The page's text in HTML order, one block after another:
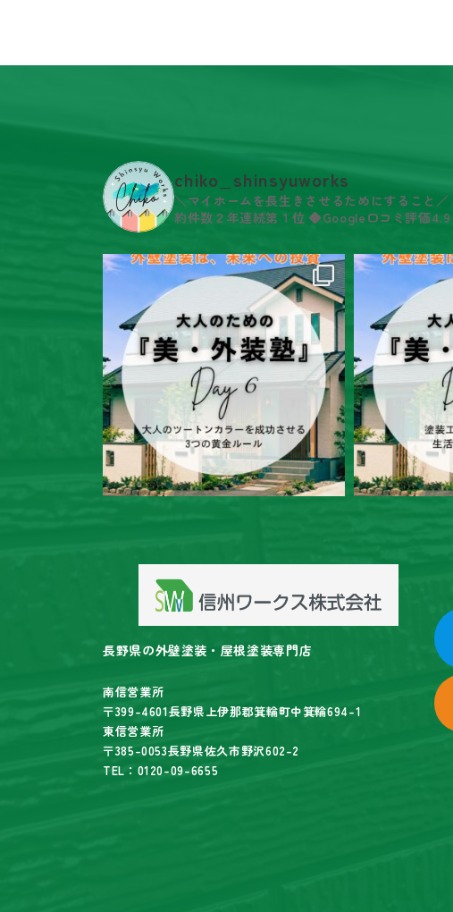
chiko_shinsyuworks
＼マイホームを長生きさせるためにすること／
約件数２年連続第１位 ◆Google口コミ評価4.9
長野県の外壁塗装・屋根塗装専門店
南信営業所
〒399-4601長野県上伊那郡箕輪町中箕輪694-1
東信営業所
〒385-0053長野県佐久市野沢602-2
TEL：0120-09-6655